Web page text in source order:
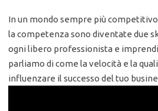
In un mondo sempre più
la competenza sono diventate due
ogni libero professionista e
parliamo di come la velocità e la
influenzare il successo del tuo